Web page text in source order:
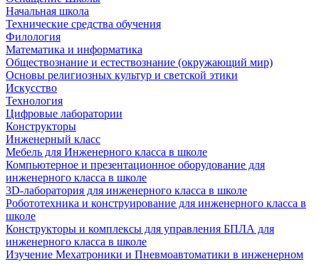
Начальная школа
Технические средства обучения
Филология
Математика и информатика
Обществознание и естествознание (окружающий мир)
Основы религиозных культур и светской этики
Искусство
Технология
Цифровые лаборатории
Конструкторы
Инженерный класс
Мебель для Инженерного класса в школе
Компьютерное и презентационное оборудование для
инженерного класса в школе
3D-лаборатория для инженерного класса в школе
Робототехника и конструирование для инженерного класса в
школе
Конструкторы и комплексы для управления БПЛА для
инженерного класса в школе
Изучение Мехатроники и Пневмоавтоматики в инженерном